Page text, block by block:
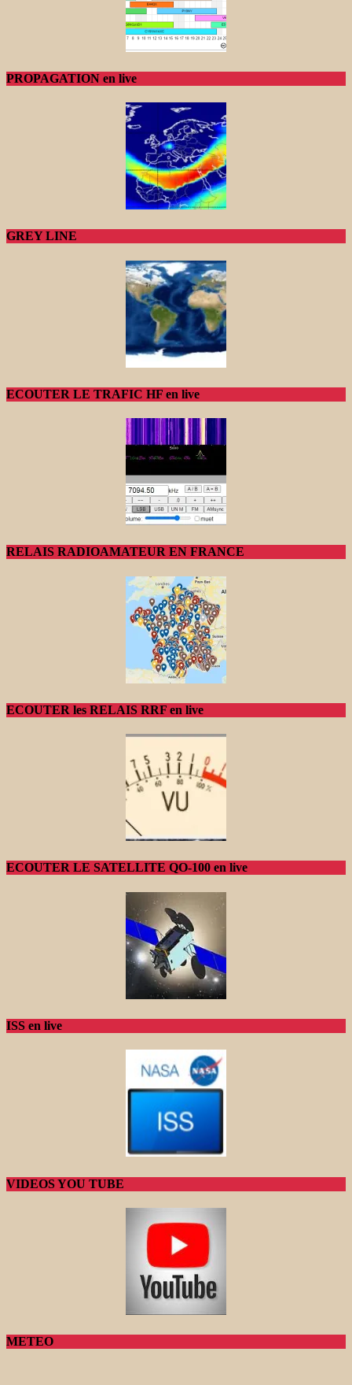
PROPAGATION en live
GREY LINE
ECOUTER LE TRAFIC HF en live
RELAIS RADIOAMATEUR EN FRANCE
ECOUTER les RELAIS RRF en live
ECOUTER LE SATELLITE QO-100 en live
ISS en live
VIDEOS YOU TUBE
METEO